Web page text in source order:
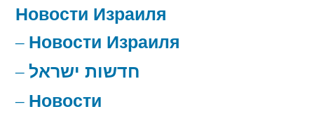
Новости Израиля
Новости Израиля
חדשות ישראל
Новости